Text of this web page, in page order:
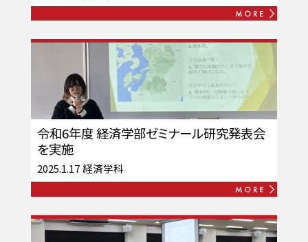
令和6年度 経済学部ゼミナール研究発表会
を実施
2025.1.17 経済学科